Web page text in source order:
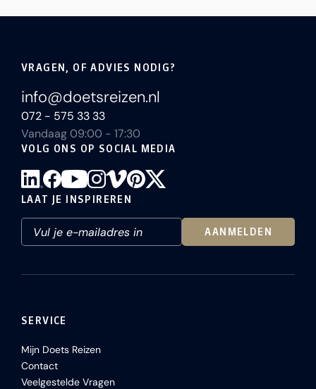
VRAGEN, OF ADVIES NODIG?
info@doetsreizen.nl
072 - 575 33 33
Vandaag 09:00 - 17:30
VOLG ONS OP SOCIAL MEDIA
LAAT JE INSPIREREN
AANMELDEN
SERVICE
Mijn Doets Reizen
Contact
Veelgestelde Vragen